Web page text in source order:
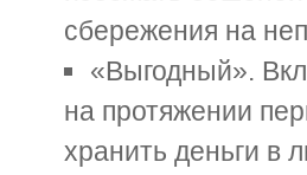
сбережения на
«Выгодный».
на протяжении
хранить деньги в